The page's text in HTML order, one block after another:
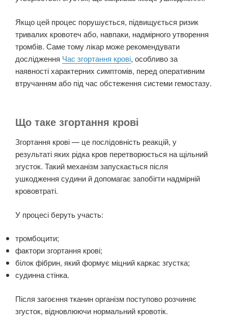
Якщо цей процес порушується, підвищується ризик
тривалих кровотеч або, навпаки, надмірного утворення
тромбів. Саме тому лікар може рекомендувати
дослідження Час згортання крові, особливо за
наявності характерних симптомів, перед оперативним
втручанням або під час обстеження системи гемостазу.
Що таке згортання крові
Згортання крові — це послідовність реакцій, у
результаті яких рідка кров перетворюється на щільний
згусток. Такий механізм запускається після
ушкодження судини й допомагає запобігти надмірній
крововтраті.
У процесі беруть участь:
тромбоцити;
фактори згортання крові;
білок фібрин, який формує міцний каркас згустка;
судинна стінка.
Після загоєння тканин організм поступово розчиняє
згусток, відновлюючи нормальний кровотік.